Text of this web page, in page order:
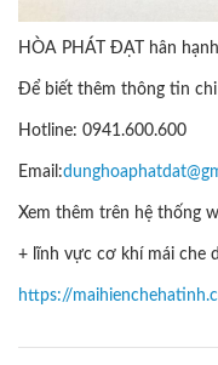
HÒA PHÁT ĐẠT hân
Để biết thêm thông tin
Hotline: 0941.600.600
Email:
Xem thêm trên hệ thống
+ lĩnh vực cơ khí mái che
https://